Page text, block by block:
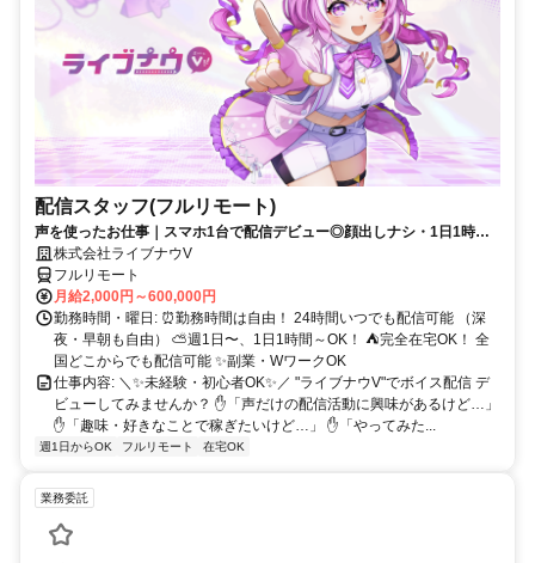
配信スタッフ(フルリモート)
声を使ったお仕事｜スマホ1台で配信デビュー◎顔出しナシ・1日1時間
～OK♪
株式会社ライブナウV
フルリモート
月給2,000円～600,000円
勤務時間・曜日: ⏰勤務時間は自由！ 24時間いつでも配信可能 （深
夜・早朝も自由） ⛅週1日〜、1日1時間～OK！ ⛺完全在宅OK！ 全
国どこからでも配信可能 ✨副業・WワークOK
仕事内容: ＼✨未経験・初心者OK✨／ "ライブナウV"でボイス配信 デ
ビューしてみませんか？ ✋「声だけの配信活動に興味があるけど…」
✋「趣味・好きなことで稼ぎたいけど…」 ✋「やってみた...
週1日からOK フルリモート 在宅OK
業務委託